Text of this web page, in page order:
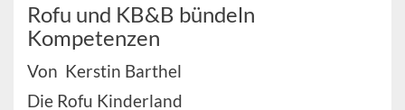
Rofu und KB&B bündeln
Kompetenzen
Von Kerstin Barthel
Die Rofu Kinderland